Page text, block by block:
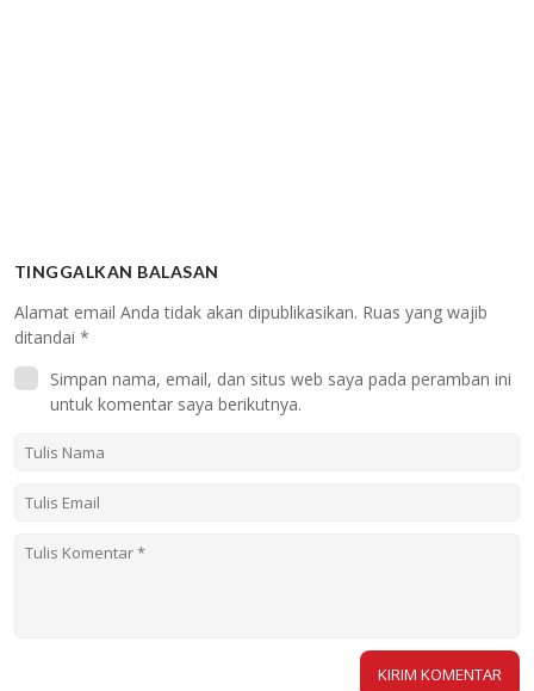
TINGGALKAN BALASAN
Alamat email Anda tidak akan dipublikasikan. Ruas yang wajib
ditandai *
Simpan nama, email, dan situs web saya pada peramban ini
untuk komentar saya berikutnya.